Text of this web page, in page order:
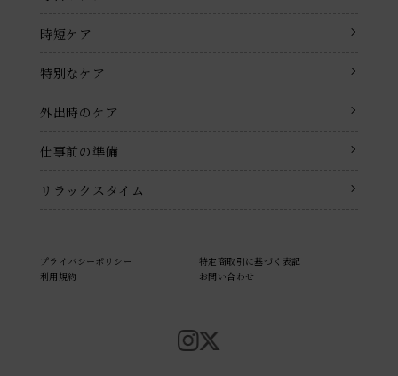
時短ケア
特別なケア
外出時のケア
仕事前の準備
リラックスタイム
プライバシーポリシー
特定商取引に基づく表記
利用規約
お問い合わせ